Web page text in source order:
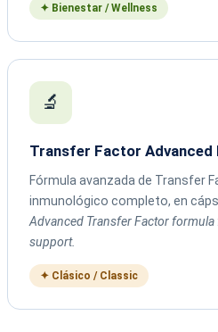
✦ Bienestar / Wellness
🔬
Transfer Factor Advanced
Fórmula avanzada de Transfer
inmunológico completo, en
Advanced Transfer Factor
support.
✦ Clásico / Classic